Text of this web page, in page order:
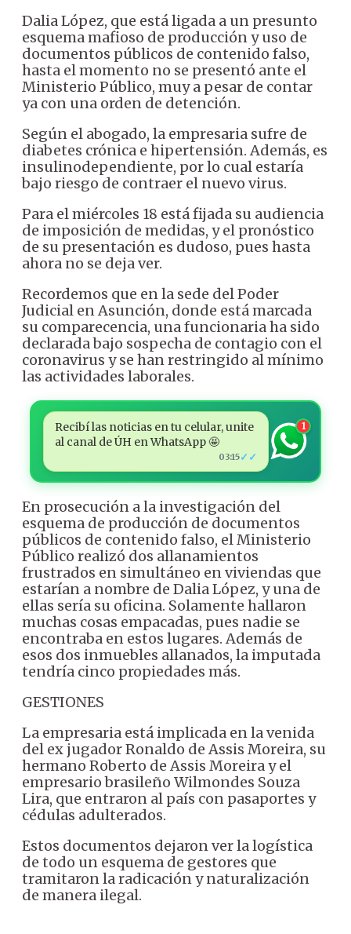
Dalia López, que está ligada a un presunto
esquema mafioso de producción y uso de
documentos públicos de contenido falso,
hasta el momento no se presentó ante el
Ministerio Público, muy a pesar de contar
ya con una orden de detención.
Según el abogado, la empresaria sufre de
diabetes crónica e hipertensión. Además, es
insulinodependiente, por lo cual estaría
bajo riesgo de contraer el nuevo virus.
Para el miércoles 18 está fijada su audiencia
de imposición de medidas, y el pronóstico
de su presentación es dudoso, pues hasta
ahora no se deja ver.
Recordemos que en la sede del Poder
Judicial en Asunción, donde está marcada
su comparecencia, una funcionaria ha sido
declarada bajo sospecha de contagio con el
coronavirus y se han restringido al mínimo
las actividades laborales.
Recibí las noticias en tu celular, unite
al canal de ÚH en WhatsApp 🤩
03:15✓✓
1
En prosecución a la investigación del
esquema de producción de documentos
públicos de contenido falso, el Ministerio
Público realizó dos allanamientos
frustrados en simultáneo en viviendas que
estarían a nombre de Dalia López, y una de
ellas sería su oficina. Solamente hallaron
muchas cosas empacadas, pues nadie se
encontraba en estos lugares. Además de
esos dos inmuebles allanados, la imputada
tendría cinco propiedades más.
GESTIONES
La empresaria está implicada en la venida
del ex jugador Ronaldo de Assis Moreira, su
hermano Roberto de Assis Moreira y el
empresario brasileño Wilmondes Souza
Lira, que entraron al país con pasaportes y
cédulas adulterados.
Estos documentos dejaron ver la logística
de todo un esquema de gestores que
tramitaron la radicación y naturalización
de manera ilegal.